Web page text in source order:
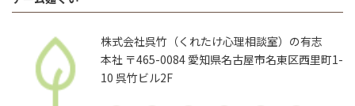
株式会社呉竹（くれたけ心理相談室）の有志
本社 〒465-0084 愛知県名古屋市名東区西里町1-
10 呉竹ビル2F